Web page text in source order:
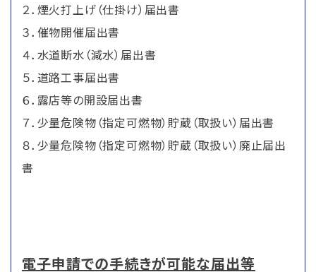
２．煙火打上げ（仕掛け）届出書
３．催物開催届出書
４．水道断水（減水）届出書
５．道路工事届出書
６．露店等の開設届出書
７．少量危険物（指定可燃物）貯蔵（取扱い）届出書
８．少量危険物（指定可燃物）貯蔵（取扱い）廃止届出
書
電子申請での手続きが可能な届出等